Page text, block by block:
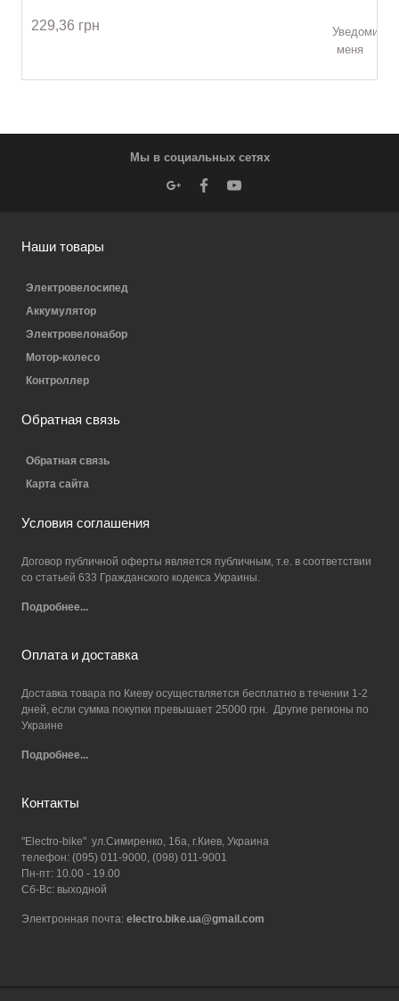
229,36 грн
Уведомить
меня
Мы в социальных сетях
Наши товары
Электровелосипед
Аккумулятор
Электровелонабор
Мотор-колесо
Контроллер
Обратная связь
Обратная связь
Карта сайта
Условия соглашения
Договор публичной оферты является публичным, т.е. в соответствии
со статьей 633 Гражданского кодекса Украины.
Подробнее...
Оплата и доставка
Доставка товара по Киеву осуществляется бесплатно в течении 1-2
дней, если сумма покупки превышает 25000 грн. Другие регионы по
Украине
Подробнее...
Контакты
"Electro-bike" ул.Симиренко, 16а, г.Киев, Украина
телефон: (095) 011-9000, (098) 011-9001
Пн-пт: 10.00 - 19.00
Сб-Вс: выходной
Электронная почта: electro.bike.ua@gmail.com